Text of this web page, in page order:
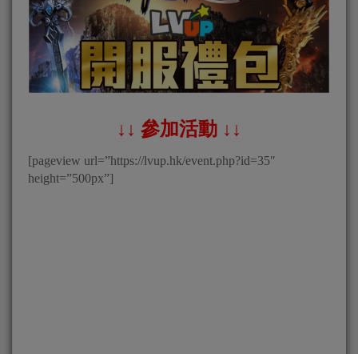
↓↓ 參加活動 ↓↓
[pageview url=”https://lvup.hk/event.php?id=35″
height=”500px”]